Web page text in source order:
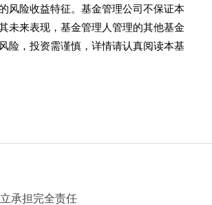
风险收益特征。基金管理公司不保证本
未来表现，基金管理人管理的其他基金
险，投资需谨慎，详情请认真阅读本基
承担完全责任